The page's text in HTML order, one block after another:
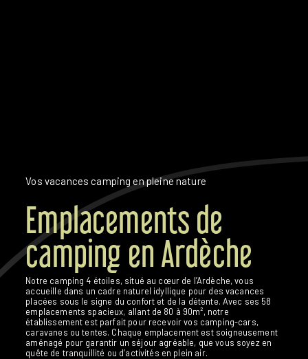
Vos vacances campingen pleine nature
Emplacements de
camping en Ardèche
Notre camping 4 étoiles, situé au cœur de l’Ardèche, vous
accueille dans un cadre naturel idyllique pour des vacances
placées sous le signe du confort et de la détente. Avec ses 58
emplacements spacieux, allant de 80 à 90m², notre
établissement est parfait pour recevoir vos camping-cars,
caravanes ou tentes. Chaque emplacement est soigneusement
aménagé pour garantir un séjour agréable, que vous soyez en
quête de tranquillité ou d’activités en plein air.